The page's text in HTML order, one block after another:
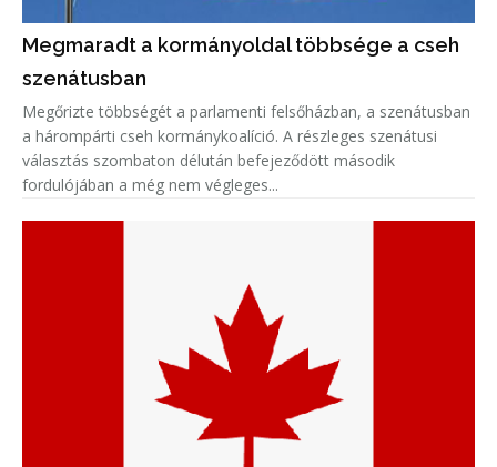
Megmaradt a kormányoldal többsége a cseh
szenátusban
Megőrizte többségét a parlamenti felsőházban, a szenátusban
a hárompárti cseh kormánykoalíció. A részleges szenátusi
választás szombaton délután befejeződött második
fordulójában a még nem végleges...